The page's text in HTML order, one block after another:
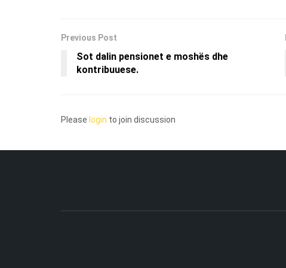
Previous Post
Sot dalin pensionet e moshës dhe
kontribuuese.
Please login to join discussion